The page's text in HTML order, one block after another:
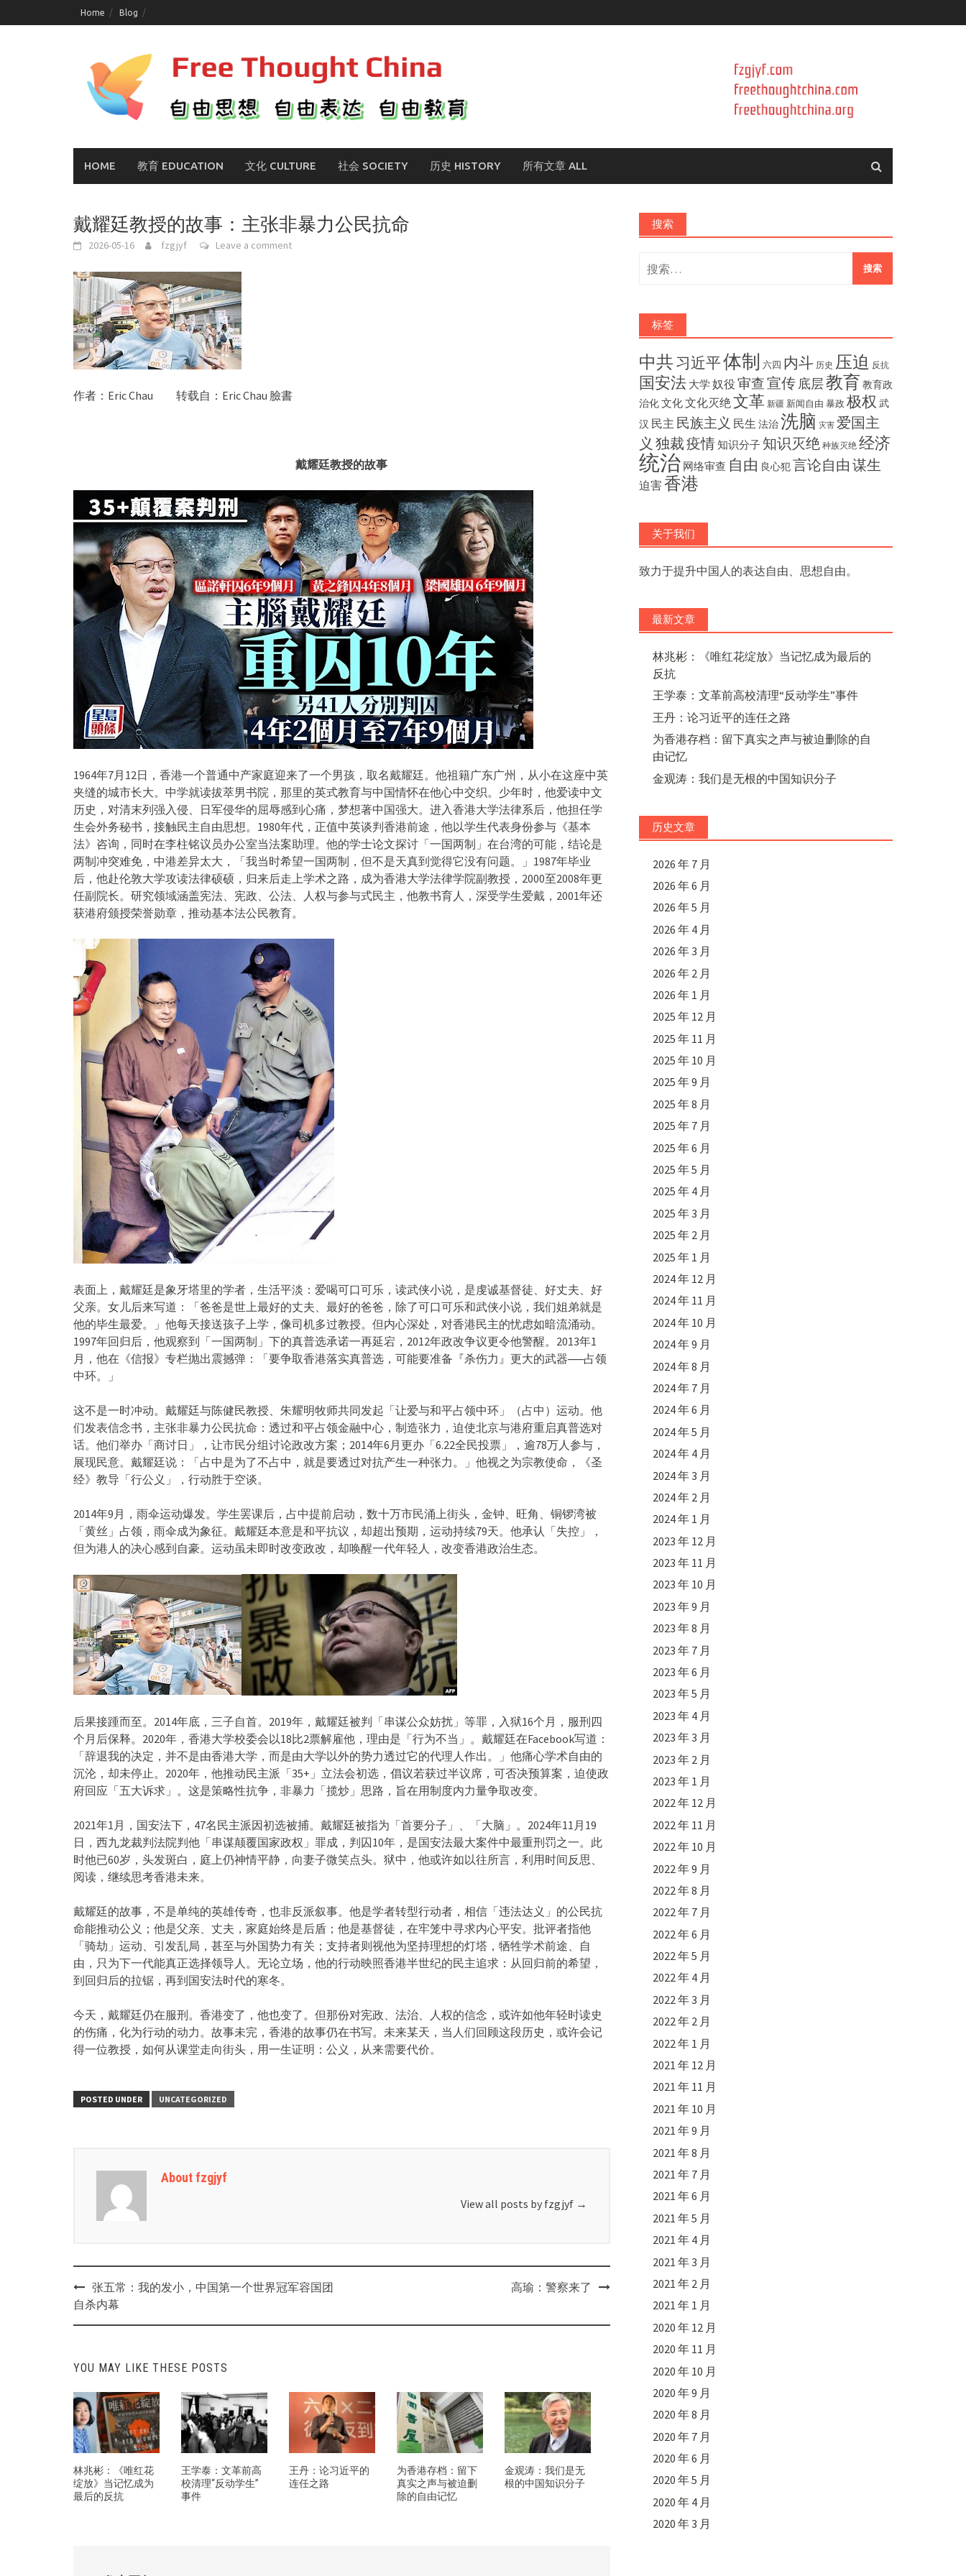
to
Home Blog
HOME 教育 EDUCATION 文化 CULTURE 社会 SOCIETY 历史 HISTORY 所有文章 ALL
戴耀廷教授的故事：主张非暴力公民抗命
2026-05-16 fzgjyf Leave a comment
作者：Eric Chau 转载自： Eric Chau 臉書
戴耀廷教授的故事
1964年7月12日，香港一个普通中产家庭迎来了一个男孩，取名戴耀廷。他祖籍广东广州，从小在这座中英
夹缝的城市长大。中学就读拔萃男书院，那里的英式教育与中国情怀在他心中交织。少年时，他爱读中文
历史，对清末列强入侵、日军侵华的屈辱感到心痛，梦想著中国强大。进入香港大学法律系后，他担任学
生会外务秘书，接触民主自由思想。1980年代，正值中英谈判香港前途，他以学生代表身份参与《基本
法》咨询，同时在李柱铭议员办公室当法案助理。他的学士论文探讨「一国两制」在台湾的可能，结论是
两制冲突难免，中港差异太大，「我当时希望一国两制，但不是天真到觉得它没有问题。」1987年毕业
后，他赴伦敦大学攻读法律硕硕，归来后走上学术之路，成为香港大学法律学院副教授，2000至2008年更
任副院长。研究领域涵盖宪法、宪政、公法、人权与参与式民主，他教书育人，深受学生爱戴，2001年还
获港府颁授荣誉勋章，推动基本法公民教育。
表面上，戴耀廷是象牙塔里的学者，生活平淡：爱喝可口可乐，读武侠小说，是虔诚基督徒、好丈夫、好
父亲。女儿后来写道：「爸爸是世上最好的丈夫、最好的爸爸，除了可口可乐和武侠小说，我们姐弟就是
他的毕生最爱。」他每天接送孩子上学，像司机多过教授。但内心深处，对香港民主的忧虑如暗流涌动。
1997年回归后，他观察到「一国两制」下的真普选承诺一再延宕，2012年政改争议更令他警醒。2013年1
月，他在《信报》专栏抛出震撼弹：「要争取香港落实真普选，可能要准备『杀伤力』更大的武器──占领
中环。」
这不是一时冲动。戴耀廷与陈健民教授、朱耀明牧师共同发起「让爱与和平占领中环」（占中）运动。他
们发表信念书，主张非暴力公民抗命：透过和平占领金融中心，制造张力，迫使北京与港府重启真普选对
话。他们举办「商讨日」，让市民分组讨论政改方案；2014年6月更办「6.22全民投票」，逾78万人参与，
展现民意。戴耀廷说：「占中是为了不占中，就是要透过对抗产生一种张力。」他视之为宗教使命，《圣
经》教导「行公义」，行动胜于空谈。
2014年9月，雨伞运动爆发。学生罢课后，占中提前启动，数十万市民涌上街头，金钟、旺角、铜锣湾被
「黄丝」占领，雨伞成为象征。戴耀廷本意是和平抗议，却超出预期，运动持续79天。他承认「失控」，
但为港人的决心感到自豪。运动虽未即时改变政改，却唤醒一代年轻人，改变香港政治生态。
后果接踵而至。2014年底，三子自首。2019年，戴耀廷被判「串谋公众妨扰」等罪，入狱16个月，服刑四
个月后保释。2020年，香港大学校委会以18比2票解雇他，理由是「行为不当」。戴耀廷在Facebook写道：
「辞退我的决定，并不是由香港大学，而是由大学以外的势力透过它的代理人作出。」他痛心学术自由的
沉沦，却未停止。2020年，他推动民主派「35+」立法会初选，倡议若获过半议席，可否决预算案，迫使政
府回应「五大诉求」。这是策略性抗争，非暴力「揽炒」思路，旨在用制度内力量争取改变。
2021年1月，国安法下，47名民主派因初选被捕。戴耀廷被指为「首要分子」、「大脑」。2024年11月19
日，西九龙裁判法院判他「串谋颠覆国家政权」罪成，判囚10年，是国安法最大案件中最重刑罚之一。此
时他已60岁，头发斑白，庭上仍神情平静，向妻子微笑点头。狱中，他或许如以往所言，利用时间反思、
阅读，继续思考香港未来。
戴耀廷的故事，不是单纯的英雄传奇，也非反派叙事。他是学者转型行动者，相信「违法达义」的公民抗
命能推动公义；他是父亲、丈夫，家庭始终是后盾；他是基督徒，在牢笼中寻求内心平安。批评者指他
「骑劫」运动、引发乱局，甚至与外国势力有关；支持者则视他为坚持理想的灯塔，牺牲学术前途、自
由，只为下一代能真正选择领导人。无论立场，他的行动映照香港半世纪的民主追求：从回归前的希望，
到回归后的拉锯，再到国安法时代的寒冬。
今天，戴耀廷仍在服刑。香港变了，他也变了。但那份对宪政、法治、人权的信念，或许如他年轻时读史
的伤痛，化为行动的动力。故事未完，香港的故事仍在书写。未来某天，当人们回顾这段历史，或许会记
得一位教授，如何从课堂走向街头，用一生证明：公义，从来需要代价。
POSTED UNDER UNCATEGORIZED
About fzgjyf
View all posts by fzgjyf →
Post
navigation
张五常：我的发小，中国第一个世界冠军容国团
自杀内幕
高瑜：警察来了
YOU MAY LIKE THESE POSTS
林兆彬：《唯红花
绽放》当记忆成为
最后的反抗
王学泰：文革前高
校清理“反动学生”
事件
王丹：论习近平的
连任之路
为香港存档：留下
真实之声与被迫删
除的自由记忆
金观涛：我们是无
根的中国知识分子
搜索
搜
索：
标签
中共习近平体制 六四 内斗 历史 压迫 反抗
国安法 大学 奴役 审查宣传底层教育 教育政
治化文化文化灭绝文革 新疆 新闻自由 暴政 极权 武
汉 民主 民族主义 民生 法治洗脑 灾害 爱国主
义 独裁疫情知识分子 知识灭绝 种族灭绝 经济
统治 网络审查 自由 良心犯言论自由 谋生
迫害香港
关于我们
致力于提升中国人的表达自由、思想自由。
最新文章
林兆彬：《唯红花绽放》当记忆成为最后的
反抗
王学泰：文革前高校清理“反动学生”事件
王丹：论习近平的连任之路
为香港存档：留下真实之声与被迫删除的自
由记忆
金观涛：我们是无根的中国知识分子
历史文章
2026 年 7 月
2026 年 6 月
2026 年 5 月
2026 年 4 月
2026 年 3 月
2026 年 2 月
2026 年 1 月
2025 年 12 月
2025 年 11 月
2025 年 10 月
2025 年 9 月
2025 年 8 月
2025 年 7 月
2025 年 6 月
2025 年 5 月
2025 年 4 月
2025 年 3 月
2025 年 2 月
2025 年 1 月
2024 年 12 月
2024 年 11 月
2024 年 10 月
2024 年 9 月
2024 年 8 月
2024 年 7 月
2024 年 6 月
2024 年 5 月
2024 年 4 月
2024 年 3 月
2024 年 2 月
2024 年 1 月
2023 年 12 月
2023 年 11 月
2023 年 10 月
2023 年 9 月
2023 年 8 月
2023 年 7 月
2023 年 6 月
2023 年 5 月
2023 年 4 月
2023 年 3 月
2023 年 2 月
2023 年 1 月
2022 年 12 月
2022 年 11 月
2022 年 10 月
2022 年 9 月
2022 年 8 月
2022 年 7 月
2022 年 6 月
2022 年 5 月
2022 年 4 月
2022 年 3 月
2022 年 2 月
2022 年 1 月
2021 年 12 月
2021 年 11 月
2021 年 10 月
2021 年 9 月
2021 年 8 月
2021 年 7 月
2021 年 6 月
2021 年 5 月
2021 年 4 月
2021 年 3 月
2021 年 2 月
2021 年 1 月
2020 年 12 月
2020 年 11 月
2020 年 10 月
2020 年 9 月
2020 年 8 月
2020 年 7 月
2020 年 6 月
2020 年 5 月
2020 年 4 月
2020 年 3 月